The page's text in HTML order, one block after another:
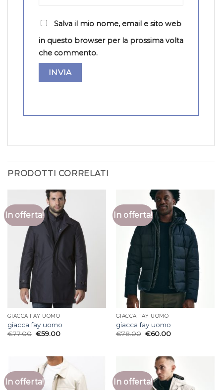
Salva il mio nome, email e sito web
in questo browser per la prossima volta
che commento.
PRODOTTI CORRELATI
In offerta!
GIACCA FAY UOMO
giacca fay uomo
€77.00 €59.00
In offerta!
GIACCA FAY UOMO
giacca fay uomo
€78.00 €60.00
In offerta! In offerta!